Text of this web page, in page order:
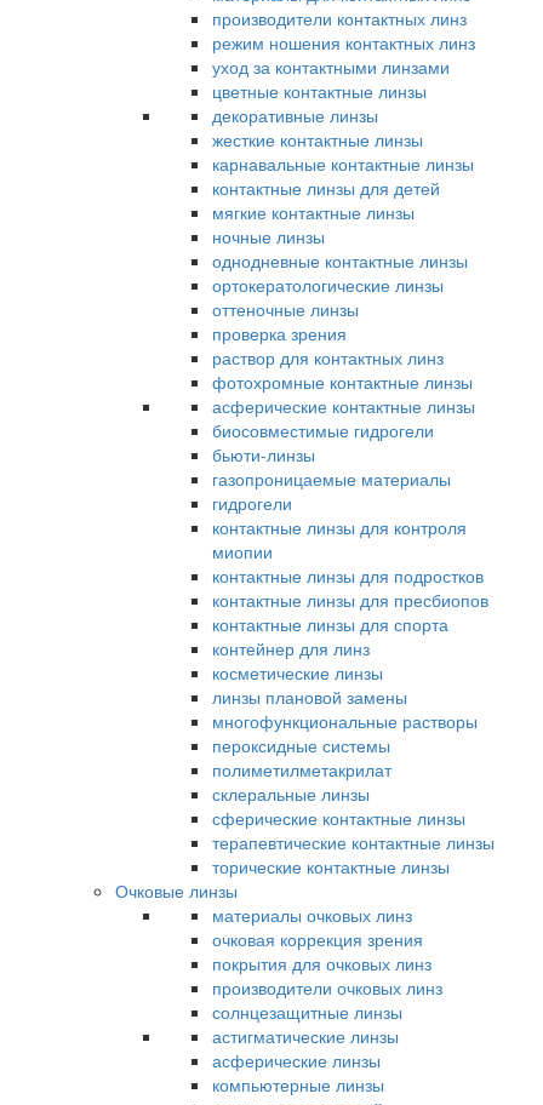
производители контактных линз
режим ношения контактных линз
уход за контактными линзами
цветные контактные линзы
декоративные линзы
жесткие контактные линзы
карнавальные контактные линзы
контактные линзы для детей
мягкие контактные линзы
ночные линзы
однодневные контактные линзы
ортокератологические линзы
оттеночные линзы
проверка зрения
раствор для контактных линз
фотохромные контактные линзы
асферические контактные линзы
биосовместимые гидрогели
бьюти-линзы
газопроницаемые материалы
гидрогели
контактные линзы для контроля
миопии
контактные линзы для подростков
контактные линзы для пресбиопов
контактные линзы для спорта
контейнер для линз
косметические линзы
линзы плановой замены
многофункциональные растворы
пероксидные системы
полиметилметакрилат
склеральные линзы
сферические контактные линзы
терапевтические контактные линзы
торические контактные линзы
Очковые линзы
материалы очковых линз
очковая коррекция зрения
покрытия для очковых линз
производители очковых линз
солнцезащитные линзы
астигматические линзы
асферические линзы
компьютерные линзы